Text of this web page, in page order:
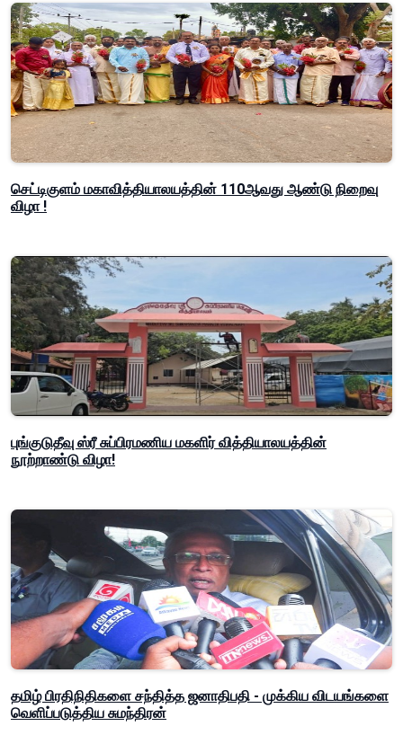
செட்டிகுளம் மகாவித்தியாலயத்தின் 110ஆவது ஆண்டு நிறைவு
விழா !
புங்குடுதீவு ஸ்ரீ சுப்பிரமணிய மகளிர் வித்தியாலயத்தின்
நூற்றாண்டு விழா!
தமிழ் பிரதிநிதிகளை சந்தித்த ஜனாதிபதி - முக்கிய விடயங்களை
வெளிப்படுத்திய சுமந்திரன்